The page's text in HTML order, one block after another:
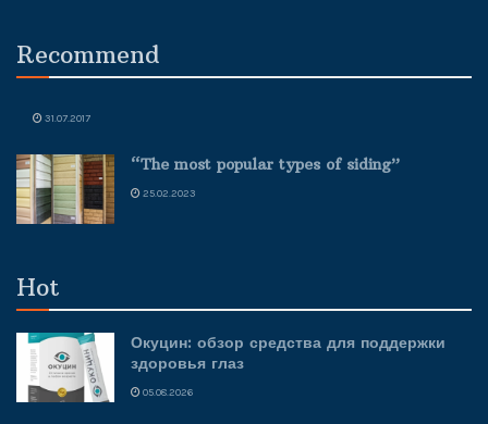
Recommend
31.07.2017
“The most popular types of siding”
25.02.2023
Hot
Окуцин: обзор средства для поддержки
здоровья глаз
05.08.2026